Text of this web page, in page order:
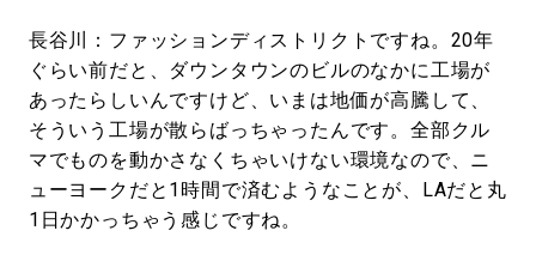
長谷川：ファッションディストリクトですね。20年
ぐらい前だと、ダウンタウンのビルのなかに工場が
あったらしいんですけど、いまは地価が高騰して、
そういう工場が散らばっちゃったんです。全部クル
マでものを動かさなくちゃいけない環境なので、ニ
ューヨークだと1時間で済むようなことが、LAだと丸
1日かかっちゃう感じですね。